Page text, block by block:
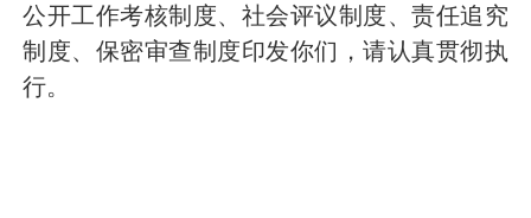
公开工作考核制度、社会评议制度、责任追究
制度、保密审查制度印发你们，请认真贯彻执
行。